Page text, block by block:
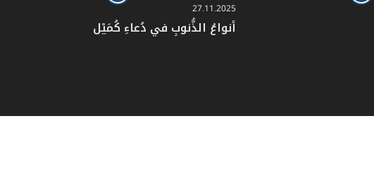
27.11.2025
أنواعُ الذُّنوبِ في دُعاءِ كُمَيْل